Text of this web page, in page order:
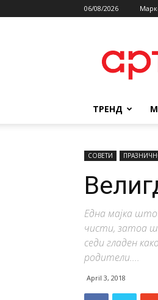
06/08/2026
ТРЕНД
СОВЕТИ
Една мајка што
чисти, затоа
седи гладен
родители....
April 3, 2018